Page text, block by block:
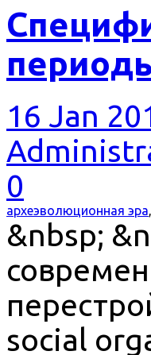
16 Jan
0
археэволюционная эра,
&nbsp;
social